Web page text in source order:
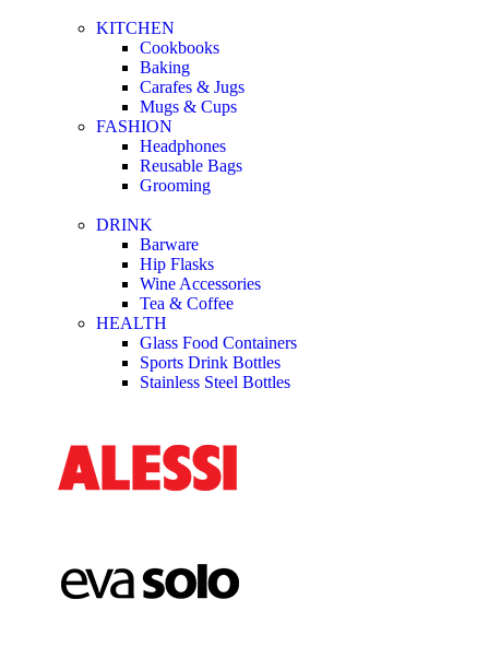
KITCHEN
Cookbooks
Baking
Carafes & Jugs
Mugs & Cups
FASHION
Headphones
Reusable Bags
Grooming
DRINK
Barware
Hip Flasks
Wine Accessories
Tea & Coffee
HEALTH
Glass Food Containers
Sports Drink Bottles
Stainless Steel Bottles